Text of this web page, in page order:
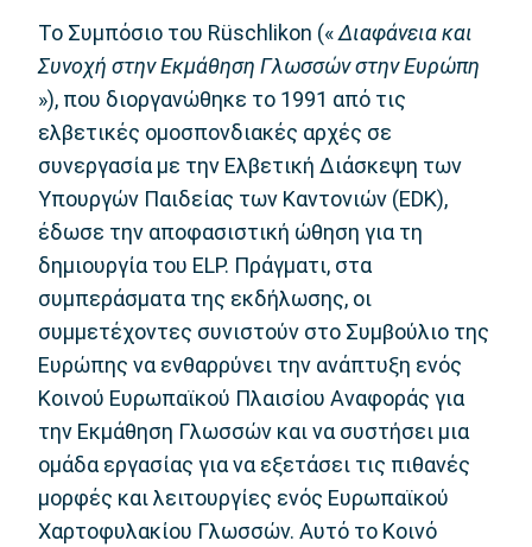
Το Συμπόσιο του Rüschlikon («Διαφάνεια και
Συνοχή στην Εκμάθηση Γλωσσών στην Ευρώπη
»), που διοργανώθηκε το 1991 από τις
ελβετικές ομοσπονδιακές αρχές σε
συνεργασία με την Ελβετική Διάσκεψη των
Υπουργών Παιδείας των Καντονιών (EDK),
έδωσε την αποφασιστική ώθηση για τη
δημιουργία του ELP. Πράγματι, στα
συμπεράσματα της εκδήλωσης, οι
συμμετέχοντες συνιστούν στο Συμβούλιο της
Ευρώπης να ενθαρρύνει την ανάπτυξη ενός
Κοινού Ευρωπαϊκού Πλαισίου Αναφοράς για
την Εκμάθηση Γλωσσών και να συστήσει μια
ομάδα εργασίας για να εξετάσει τις πιθανές
μορφές και λειτουργίες ενός Ευρωπαϊκού
Χαρτοφυλακίου Γλωσσών. Αυτό το Κοινό